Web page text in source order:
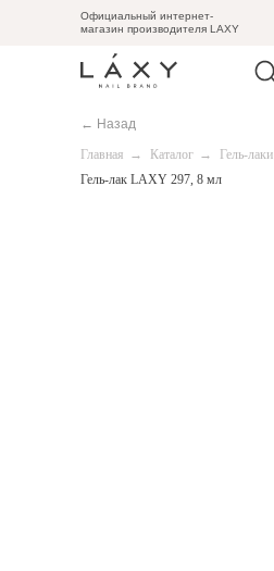
Официальный интернет-
магазин производителя LAXY
← Назад
Главная → Каталог → Гель-лаки
Гель-лак LAXY 297, 8 мл